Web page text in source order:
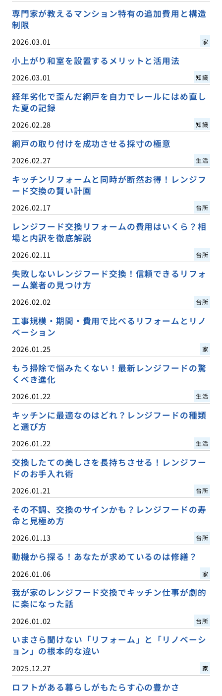
専門家が教えるマンション特有の追加費用と構造
制限
2026.03.01 家
小上がり和室を設置するメリットと活用法
2026.03.01 知識
経年劣化で歪んだ網戸を自力でレールにはめ直し
た夏の記録
2026.02.28 知識
網戸の取り付けを成功させる採寸の極意
2026.02.27 生活
キッチンリフォームと同時が断然お得！レンジフ
ード交換の賢い計画
2026.02.17 台所
レンジフード交換リフォームの費用はいくら？相
場と内訳を徹底解説
2026.02.11 台所
失敗しないレンジフード交換！信頼できるリフォ
ーム業者の見つけ方
2026.02.02 台所
工事規模・期間・費用で比べるリフォームとリノ
ベーション
2026.01.25 家
もう掃除で悩みたくない！最新レンジフードの驚
くべき進化
2026.01.22 生活
キッチンに最適なのはどれ？レンジフードの種類
と選び方
2026.01.22 生活
交換したての美しさを長持ちさせる！レンジフー
ドのお手入れ術
2026.01.21 台所
その不調、交換のサインかも？レンジフードの寿
命と見極め方
2026.01.13 台所
動機から探る！あなたが求めているのは修繕？
2026.01.06 家
我が家のレンジフード交換でキッチン仕事が劇的
に楽になった話
2026.01.02 台所
いまさら聞けない「リフォーム」と「リノベーシ
ョン」の根本的な違い
2025.12.27 家
ロフトがある暮らしがもたらす心の豊かさ